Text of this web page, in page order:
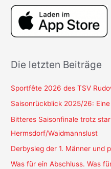
Die letzten Beiträge
Sportfête 2026 des TSV
Saisonrückblick 2025/26:
Bitteres Saisonfinale trotz
Hermsdorf/Waidmannslust
Derbysieg der 1. Männer und
Was für ein Abschluss. Was